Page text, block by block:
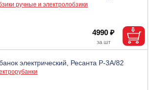
ручные и электролобзики
4990 ₽
электрический, Ресанта Р-3А/82